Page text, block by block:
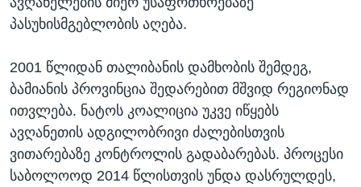
პასუხისმგებლობის აღება.
2001 წლიდან თალიბანის დამხობის შემდეგ,
ბამიანის პროვინცია შედარებით მშვიდ რეგიონად
ითვლება. ნატოს კოალიცია უკვე იწყებს
ავღანეთის ადგილობრივი ძალებისთვის
ვითარებაზე კონტროლის გადაბარებას. პროცესი
საბოლოოდ 2014 წლისთვის უნდა დასრულდეს,